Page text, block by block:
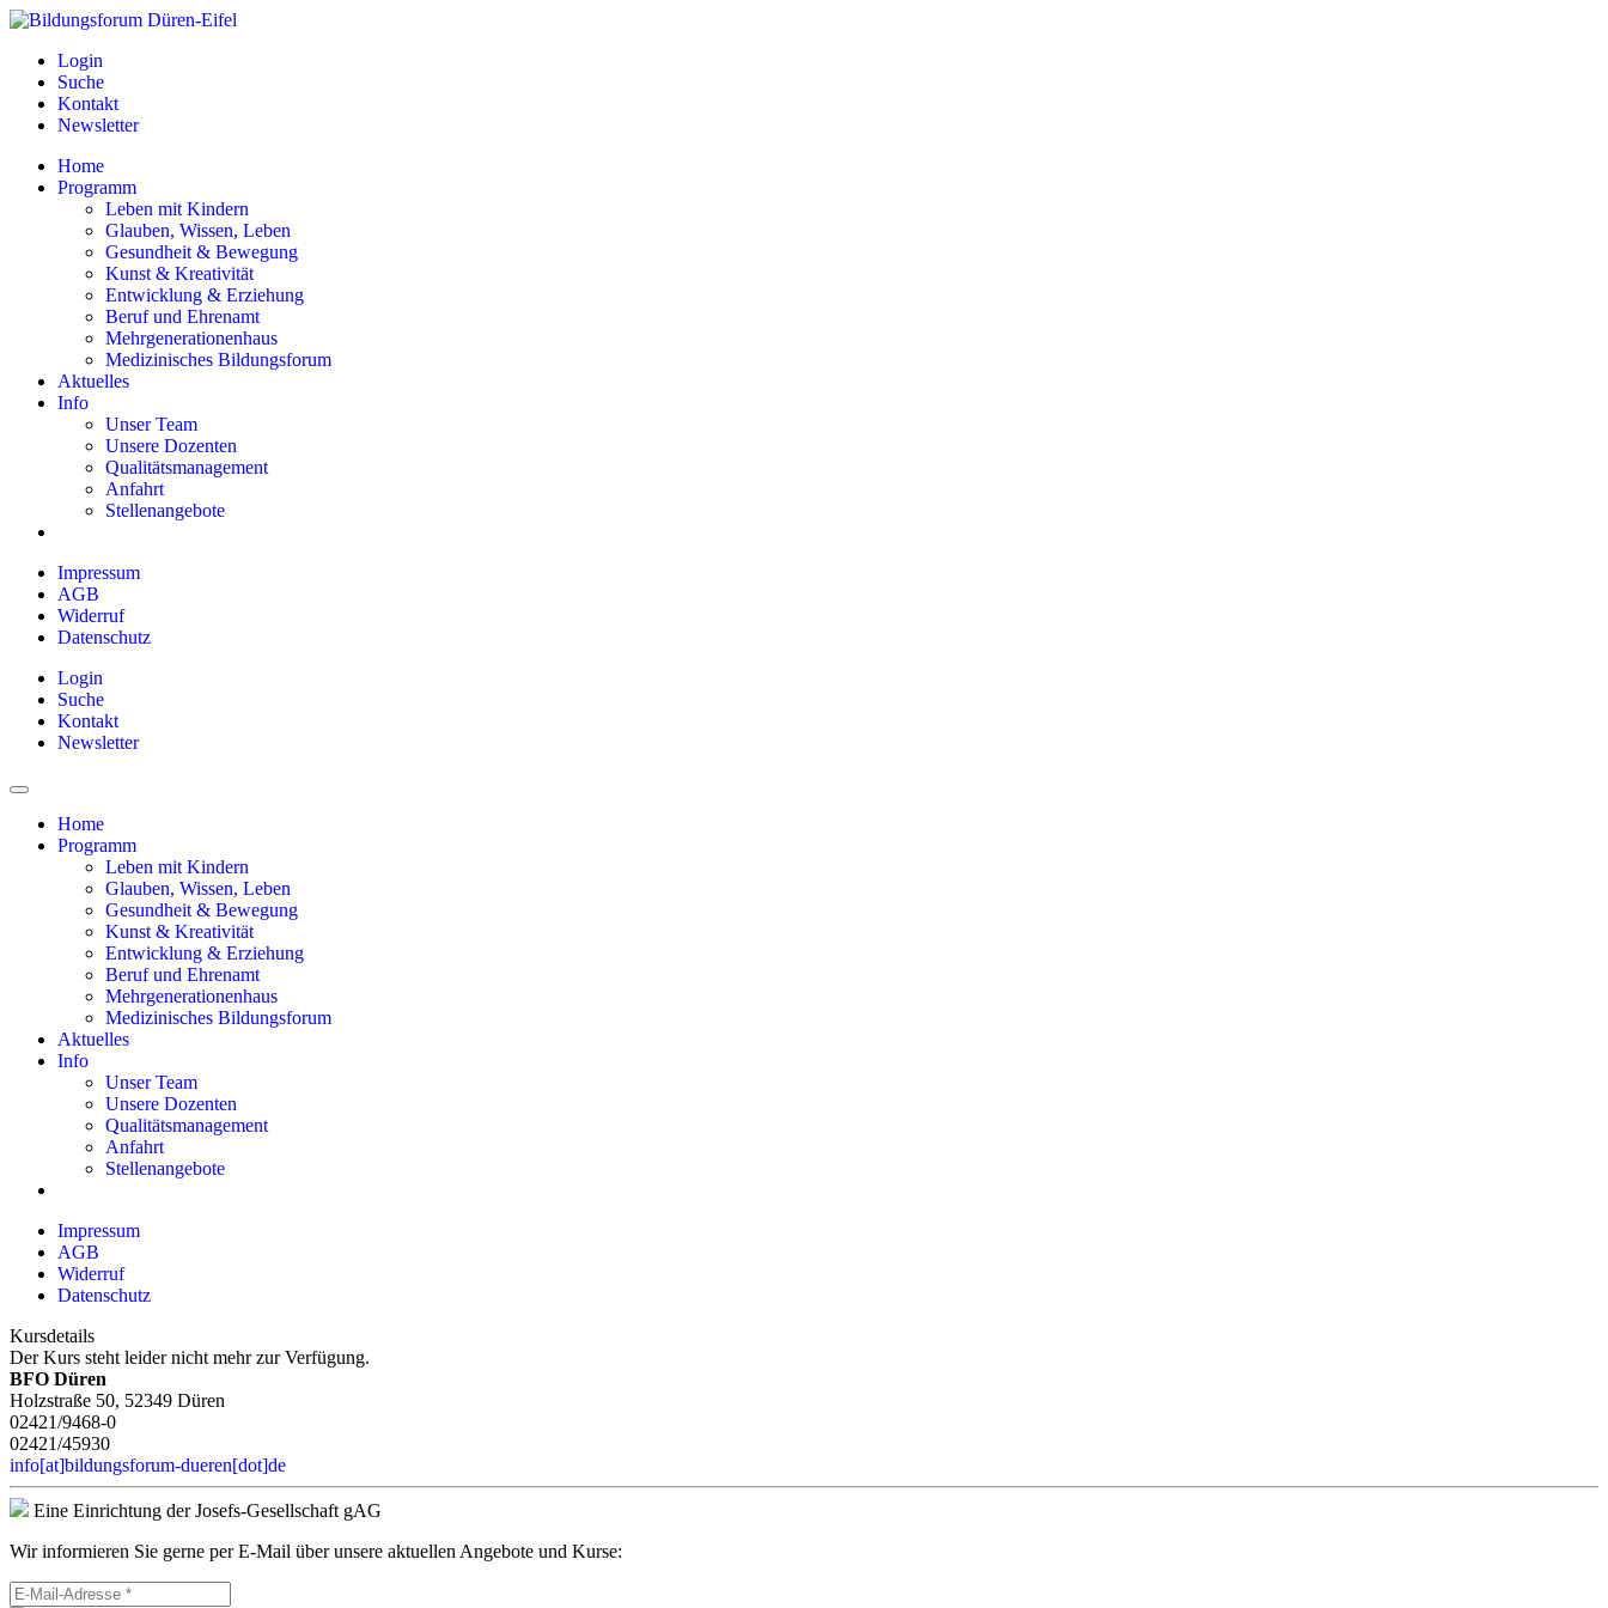
Login
Suche
Kontakt
Newsletter
Home
Programm
Leben mit Kindern
Glauben, Wissen, Leben
Gesundheit & Bewegung
Kunst & Kreativität
Entwicklung & Erziehung
Beruf und Ehrenamt
Mehrgenerationenhaus
Medizinisches Bildungsforum
Aktuelles
Info
Unser Team
Unsere Dozenten
Qualitätsmanagement
Anfahrt
Stellenangebote
Impressum
AGB
Widerruf
Datenschutz
Login
Suche
Kontakt
Newsletter
Home
Programm
Leben mit Kindern
Glauben, Wissen, Leben
Gesundheit & Bewegung
Kunst & Kreativität
Entwicklung & Erziehung
Beruf und Ehrenamt
Mehrgenerationenhaus
Medizinisches Bildungsforum
Aktuelles
Info
Unser Team
Unsere Dozenten
Qualitätsmanagement
Anfahrt
Stellenangebote
Impressum
AGB
Widerruf
Datenschutz
Kursdetails
Der Kurs steht leider nicht mehr zur Verfügung.
BFO Düren
Holzstraße 50, 52349 Düren
02421/9468-0
02421/45930
info[at]bildungsforum-dueren[dot]de
Eine Einrichtung der Josefs-Gesellschaft gAG
Wir informieren Sie gerne per E-Mail über unsere aktuellen Angebote und Kurse: